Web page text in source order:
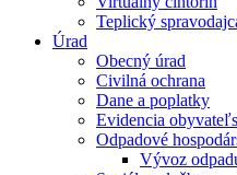
Teplický
Úrad
Obecný úrad
Civilná ochrana
Dane a poplatky
Evidencia
Odpadové
Vývoz